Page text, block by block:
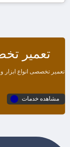
تعمیر
تعمیر تخصصی انواع ابزار
مشاهده خدمات